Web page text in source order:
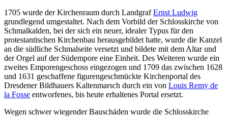
1705 wurde der Kirchenraum durch LandgrafErnst Ludwig
grundlegend umgestaltet. Nach dem Vorbild der Schlosskirche von
Schmalkalden, bei der sich ein neuer, idealer Typus für den
protestantischen Kirchenbau herausgebildet hatte, wurde die Kanzel
an die südliche Schmalseite versetzt und bildete mit dem Altar und
der Orgel auf der Südempore eine Einheit. Des Weiteren wurde ein
zweites Emporengeschoss eingezogen und 1709 das zwischen 1628
und 1631 geschaffene figurengeschmückte Kirchenportal des
Dresdener Bildhauers Kaltenmarsch durch ein von Louis Remy de
la Fosse entworfenes, bis heute erhaltenes Portal ersetzt.
Wegen schwer wiegender Bauschäden wurde die Schlosskirche